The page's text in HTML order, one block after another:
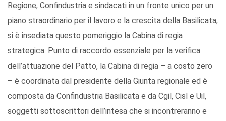
Regione, Confindustria e sindacati in un fronte unico per un
piano straordinario per il lavoro e la crescita della Basilicata,
si è insediata questo pomeriggio la Cabina di regia
strategica. Punto di raccordo essenziale per la verifica
dell’attuazione del Patto, la Cabina di regia – a costo zero
– è coordinata dal presidente della Giunta regionale ed è
composta da Confindustria Basilicata e da Cgil, Cisl e Uil,
soggetti sottoscrittori dell’intesa che si incontreranno e